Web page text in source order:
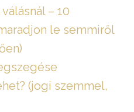
– 10
le semmiről
(jogi szemmel,